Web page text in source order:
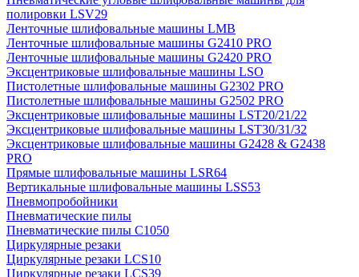
полировки LSV29
Ленточные шлифовальные машины LMB
Ленточные шлифовальные машины G2410 PRO
Ленточные шлифовальные машины G2420 PRO
Эксцентриковые шлифовальные машины LSO
Пистолетные шлифовальные машины G2302 PRO
Пистолетные шлифовальные машины G2502 PRO
Эксцентриковые шлифовальные машины LST20/21/22
Эксцентриковые шлифовальные машины LST30/31/32
Эксцентриковые шлифовальные машины G2428 & G2438
PRO
Прямые шлифовальные машины LSR64
Вертикальные шлифовальные машины LSS53
Пневмопробойники
Пневматические пилы
Пневматические пилы C1050
Циркулярные резаки
Циркулярные резаки LCS10
Циркулярные резаки LCS39